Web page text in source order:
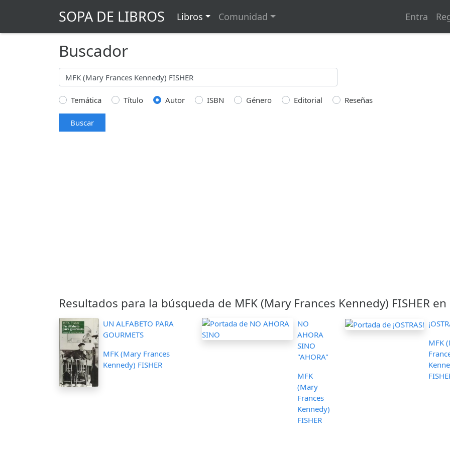
SOPA DE LIBROS Libros Comunidad Entra
Buscador
Temática Título Autor ISBN Género Editorial Reseñas
Buscar
Resultados para la búsqueda de MFK (Mary Frances Kennedy) FISHER
UN ALFABETO PARA
GOURMETS
MFK (Mary Frances
Kennedy) FISHER
NO
AHORA
SINO
"AHORA"
MFK
(Mary
Frances
Kennedy)
FISHER
MFK